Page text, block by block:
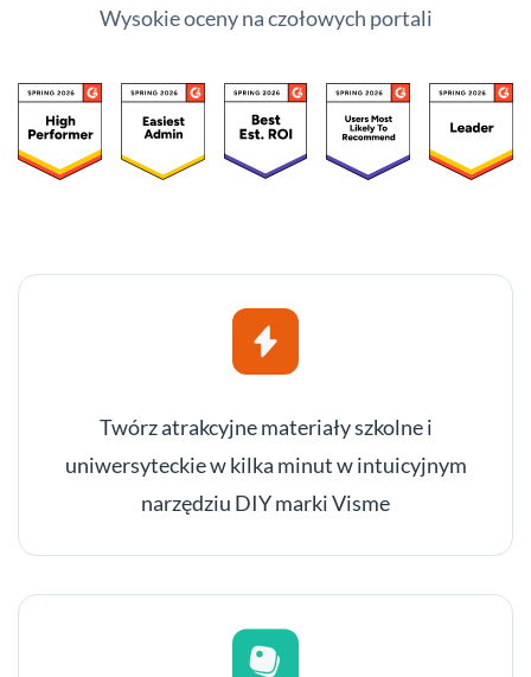
Wysokie oceny na czołowych portali
Twórz atrakcyjne materiały szkolne i
uniwersyteckie w kilka minut w intuicyjnym
narzędziu DIY marki Visme